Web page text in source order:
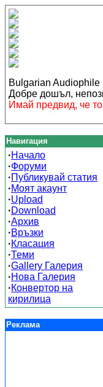
Bulgarian Audiophile
Добре дошъл,
Имай предвид, че
Навигация
·Начало
·Форуми
·Публикувай статия
·Моят акаунт
·Upload
·Download
·Архив
·Връзки
·Класация
·Теми
·Gallery Галерия
·Нова Галерия
·Конвертор на
кирилица
Реклама